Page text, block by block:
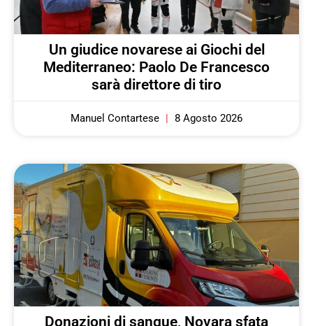
Un giudice novarese ai Giochi del
Mediterraneo: Paolo De Francesco
sarà direttore di tiro
Manuel Contartese 8 Agosto 2026
Donazioni di sangue, Novara sfata